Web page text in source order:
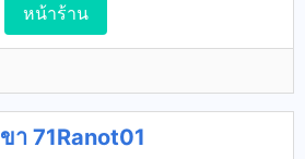
หน้าร้าน
า 71Ranot01